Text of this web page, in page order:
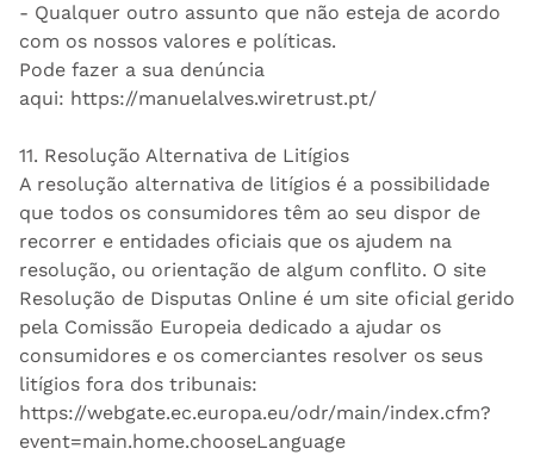
- Qualquer outro assunto que não esteja de acordo
com os nossos valores e políticas.
Pode fazer a sua denúncia
aqui: https://manuelalves.wiretrust.pt/
11. Resolução Alternativa de Litígios
A resolução alternativa de litígios é a possibilidade
que todos os consumidores têm ao seu dispor de
recorrer e entidades oficiais que os ajudem na
resolução, ou orientação de algum conflito. O site
Resolução de Disputas Online é um site oficial gerido
pela Comissão Europeia dedicado a ajudar os
consumidores e os comerciantes resolver os seus
litígios fora dos tribunais:
https://webgate.ec.europa.eu/odr/main/index.cfm?
event=main.home.chooseLanguage